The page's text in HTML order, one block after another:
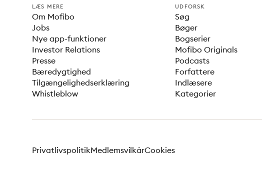
LÆS MERE
Om Mofibo
Jobs
Nye app-funktioner
Investor Relations
Presse
Bæredygtighed
Tilgængelighedserklæring
Whistleblow
UDFORSK
Søg
Bøger
Bogserier
Mofibo Originals
Podcasts
Forfattere
Indlæsere
Kategorier
PrivatlivspolitikMedlemsvilkårCookies